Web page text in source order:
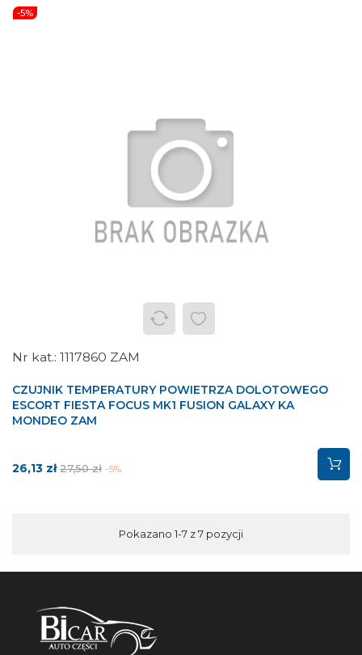
-5%
1117860 ZAM
CZUJNIK TEMPERATURY POWIETRZA DOLOTOWEGO
ESCORT FIESTA FOCUS MK1 FUSION GALAXY KA
MONDEO ZAM
Cena
26,13 zł Cena
27,50 zł -5%
Pokazano 1-7 z 7 pozycji